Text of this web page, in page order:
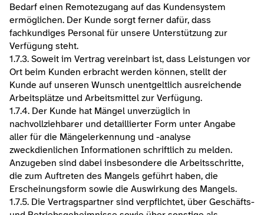
Bedarf einen Remotezugang auf das Kundensystem
ermöglichen. Der Kunde sorgt ferner dafür, dass
fachkundiges Personal für unsere Unterstützung zur
Verfügung steht.
1.7.3. Soweit im Vertrag vereinbart ist, dass Leistungen vor
Ort beim Kunden erbracht werden können, stellt der
Kunde auf unseren Wunsch unentgeltlich ausreichende
Arbeitsplätze und Arbeitsmittel zur Verfügung.
1.7.4. Der Kunde hat Mängel unverzüglich in
nachvollziehbarer und detaillierter Form unter Angabe
aller für die Mängelerkennung und -analyse
zweckdienlichen Informationen schriftlich zu melden.
Anzugeben sind dabei insbesondere die Arbeitsschritte,
die zum Auftreten des Mangels geführt haben, die
Erscheinungsform sowie die Auswirkung des Mangels.
1.7.5. Die Vertragspartner sind verpflichtet, über Geschäfts-